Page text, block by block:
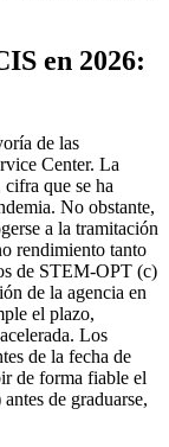
en 2026:
de las
Center. La
que se ha
No obstante,
a la tramitación
rendimiento tanto
de STEM-OPT (c)
de la agencia en
el plazo,
Los
de la fecha de
de forma fiable el
de graduarse,